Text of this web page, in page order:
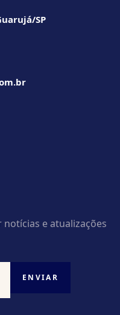
SP
e atualizações